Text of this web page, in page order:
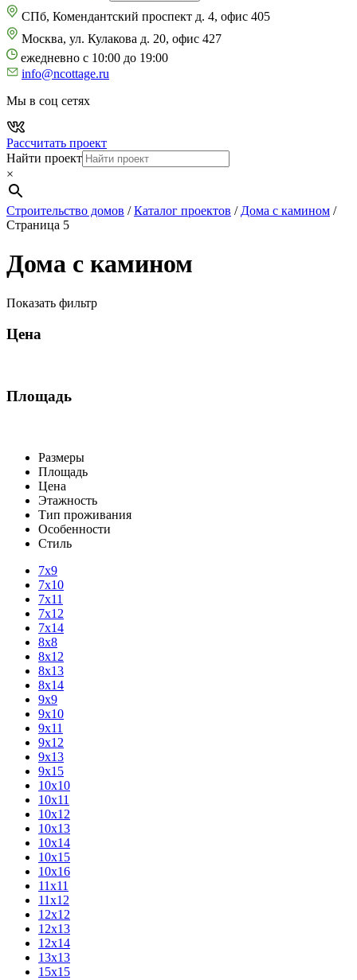
СПб, Комендантский проспект д. 4, офис 405
Москва, ул. Кулакова д. 20, офис 427
ежедневно с 10:00 до 19:00
info@ncottage.ru
Мы в соц сетях
Рассчитать проект
Найти проект
×
Строительство домов /Каталог проектов / Дома с камином /
Страница 5
Дома с камином
Показать фильтр
Цена
Площадь
Размеры
Площадь
Цена
Этажность
Тип проживания
Особенности
Стиль
7х9
7х10
7х11
7х12
7х14
8х8
8х12
8х13
8х14
9х9
9х10
9х11
9х12
9х13
9х15
10х10
10х11
10х12
10х13
10х14
10х15
10х16
11х11
11х12
12х12
12х13
12х14
13х13
15х15